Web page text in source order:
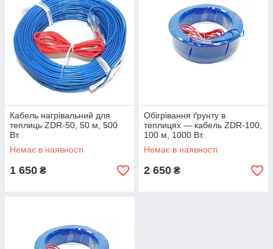
Кабель нагрівальний для
теплиць ZDR-50, 50 м, 500
Вт.
Немає в наявності
1 650 ₴
Обігрівання ґрунту в
теплицях — кабель ZDR-100,
100 м, 1000 Вт.
Немає в наявності
2 650 ₴